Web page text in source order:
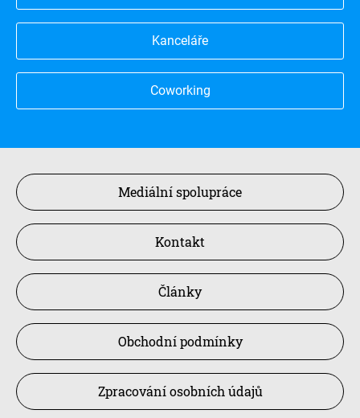
Kanceláře
Coworking
Mediální spolupráce
Kontakt
Články
Obchodní podmínky
Zpracování osobních údajů